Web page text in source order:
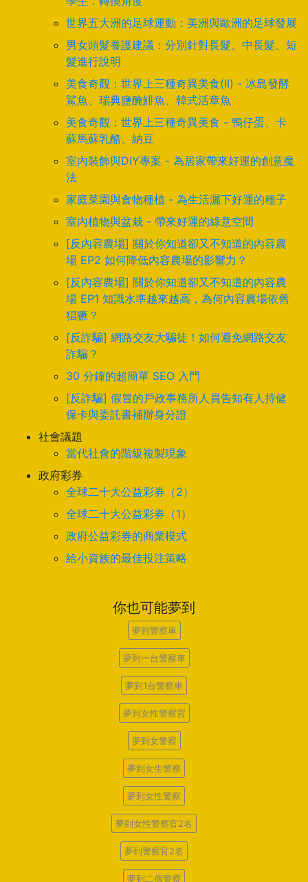
世界五大洲的足球運動：美洲與歐洲的足球發展
男女頭髮養護建議：分別針對長髮、中長髮、短
髮進行說明
美食奇觀：世界上三種奇異美食(II) - 冰島發酵
鯊魚、瑞典鹽醃鯡魚、韓式活章魚
美食奇觀：世界上三種奇異美食 - 鴨仔蛋、卡
蘇馬蘇乳酪、納豆
室內裝飾與DIY專案 - 為居家帶來好運的創意魔
法
家庭菜園與食物種植 - 為生活灑下好運的種子
室內植物與盆栽 - 帶來好運的綠意空間
[反內容農場] 關於你知道卻又不知道的內容農
場 EP2 如何降低內容農場的影響力？
[反內容農場] 關於你知道卻又不知道的內容農
場 EP1 知識水準越來越高，為何內容農場依舊
猖獗？
[反詐騙] 網路交友大騙徒！如何避免網路交友
詐騙？
30 分鐘的超簡單 SEO 入門
[反詐騙] 假冒的戶政事務所人員告知有人持健
保卡與委託書補辦身分證
社會議題
當代社會的階級複製現象
政府彩券
全球二十大公益彩券（2）
全球二十大公益彩券（1）
政府公益彩券的商業模式
給小資族的最佳投注策略
你也可能夢到
夢到警察車
夢到一台警察車
夢到1台警察車
夢到女性警察官
夢到女警察
夢到女生警察
夢到女性警察
夢到女性警察官2名
夢到警察官2名
夢到二個警察